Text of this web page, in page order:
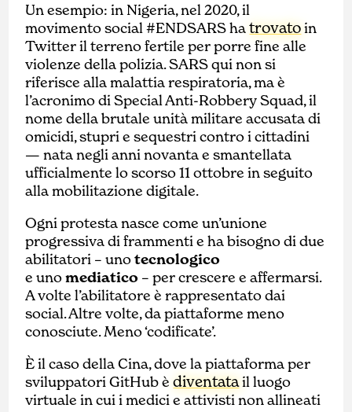
Un esempio: in Nigeria, nel 2020, il
movimento social #ENDSARS hatrovatoin
Twitter il terreno fertile per porre fine alle
violenze della polizia. SARS qui non si
riferisce alla malattia respiratoria, ma è
l’acronimo di Special Anti-Robbery Squad, il
nome della brutale unità militare accusata di
omicidi, stupri e sequestri contro i cittadini
— nata negli anni novanta e smantellata
ufficialmente lo scorso 11 ottobre in seguito
alla mobilitazione digitale.
Ogni protesta nasce come un’unione
progressiva di frammenti e ha bisogno di due
abilitatori – unotecnologico
e unomediatico – per crescere e affermarsi.
A volte l’abilitatore è rappresentato dai
social. Altre volte, da piattaforme meno
conosciute. Meno ‘codificate’.
È il caso della Cina, dove la piattaforma per
sviluppatori GitHub èdiventatail luogo
virtuale in cui i medici e attivisti non allineati